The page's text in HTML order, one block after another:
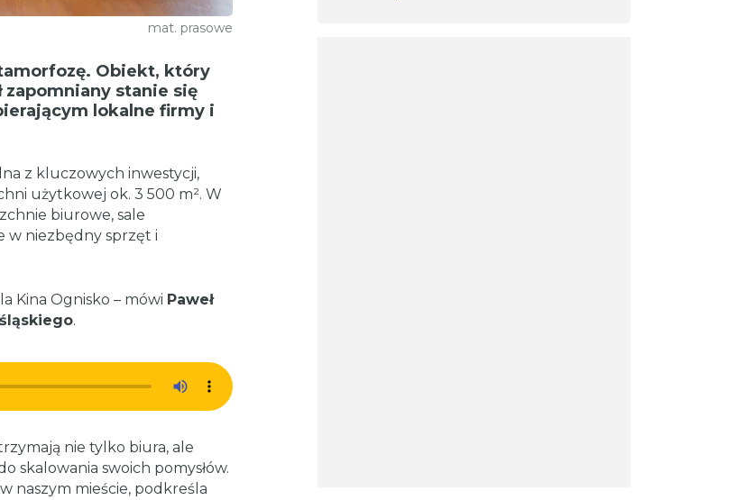
mat. prasowe
Obiekt, który
stanie się
lokalne firmy i
z kluczowych inwestycji,
użytkowej ok. 3 500 m². W
biurowe, sale
w niezbędny sprzęt i
Kina Ognisko – mówi Paweł
.
nie tylko biura, ale
skalowania swoich pomysłów.
naszym mieście, podkreśla